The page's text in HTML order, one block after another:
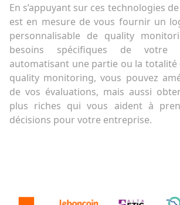
En s’appuyant sur ces technologies
est en mesure de vous fournir un
personnalisable de quality
besoins spécifiques de votre
automatisant une partie ou la totalité
quality monitoring, vous pouvez
de vos évaluations, mais aussi
plus riches qui vous aident à
décisions pour votre entreprise.